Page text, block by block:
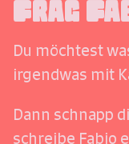
Frag
Du möchtest
irgendwas mit
Dann schnapp
schreibe Fabio